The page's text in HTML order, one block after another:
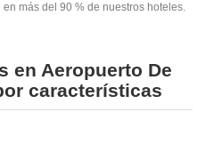
más del 90 % de nuestros hoteles.
en Aeropuerto De
características